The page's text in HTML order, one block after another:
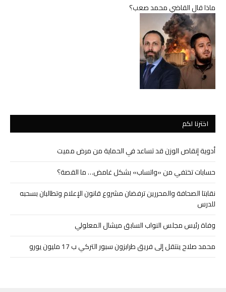
ماذا قال القاضي محمد صعب؟
اخترنا لكم
أدوية إنقاص الوزن قد تساعد في الحماية من مرض مميت
حسابات تختفي من «واتساب» بشكل غامض… ما القصة؟
نقابتا الصحافة والمحررين ترفضان مشروع قانون الإعلام وتطالبان بسحبه
للدرس
وفاة رئيس مجلس النواب السابق ميشال المعلولي
محمد صلاح ينتقل إلى فريق طرابزون سبور التركي ب 17 مليون يورو